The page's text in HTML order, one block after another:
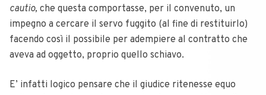
cautio, che questa comportasse, per il convenuto, un
impegno a cercare il servo fuggito (al fine di restituirlo)
facendo così il possibile per adempiere al contratto che
aveva ad oggetto, proprio quello schiavo.
E’ infatti logico pensare che il giudice ritenesse equo